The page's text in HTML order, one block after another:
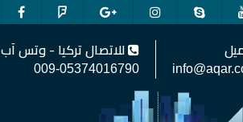
للاتصال تركيا - وتس آب
009-05374016790